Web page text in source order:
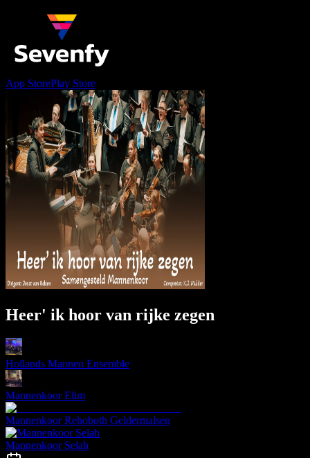
App StorePlay Store
Heer' ik hoor van rijke zegen
Hollands Mannen Ensemble
Mannenkoor Elim
Mannenkoor Rehoboth Geldermalsen
Mannenkoor Selah